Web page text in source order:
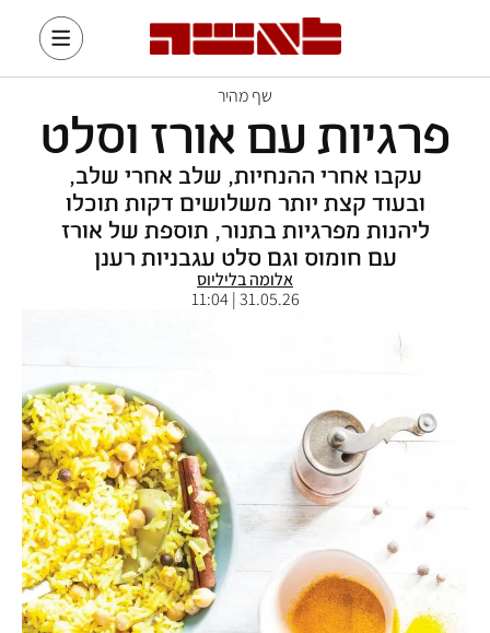
שף מהיר
פרגיות עם אורז וסלט
עקבו אחרי ההנחיות, שלב אחרי שלב,
ובעוד קצת יותר משלושים דקות תוכלו
ליהנות מפרגיות בתנור, תוספת של אורז
עם חומוס וגם סלט עגבניות רענן
אלומה בליליוס
31.05.26 | 11:04